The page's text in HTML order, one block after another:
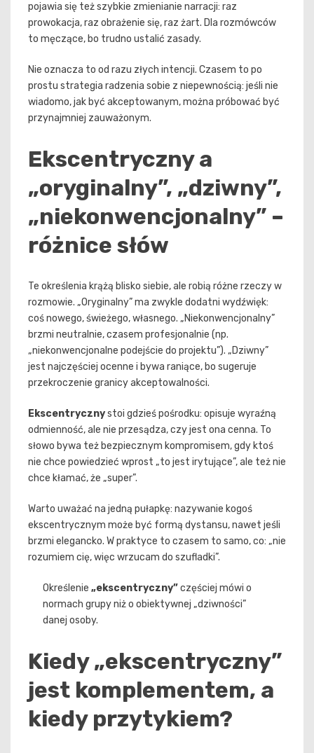
pojawia się też szybkie zmienianie narracji: raz
prowokacja, raz obrażenie się, raz żart. Dla rozmówców
to męczące, bo trudno ustalić zasady.
Nie oznacza to od razu złych intencji. Czasem to po
prostu strategia radzenia sobie z niepewnością: jeśli nie
wiadomo, jak być akceptowanym, można próbować być
przynajmniej zauważonym.
Ekscentryczny a
„oryginalny”, „dziwny”,
„niekonwencjonalny” –
różnice słów
Te określenia krążą blisko siebie, ale robią różne rzeczy w
rozmowie. „Oryginalny” ma zwykle dodatni wydźwięk:
coś nowego, świeżego, własnego. „Niekonwencjonalny”
brzmi neutralnie, czasem profesjonalnie (np.
„niekonwencjonalne podejście do projektu”). „Dziwny”
jest najczęściej ocenne i bywa raniące, bo sugeruje
przekroczenie granicy akceptowalności.
Ekscentrycznystoi gdzieś pośrodku: opisuje wyraźną
odmienność, ale nie przesądza, czy jest ona cenna. To
słowo bywa też bezpiecznym kompromisem, gdy ktoś
nie chce powiedzieć wprost „to jest irytujące”, ale też nie
chce kłamać, że „super”.
Warto uważać na jedną pułapkę: nazywanie kogoś
ekscentrycznym może być formą dystansu, nawet jeśli
brzmi elegancko. W praktyce to czasem to samo, co: „nie
rozumiem cię, więc wrzucam do szufladki”.
Określenie „ekscentryczny”częściej mówi o
normach grupy niż o obiektywnej „dziwności”
danej osoby.
Kiedy „ekscentryczny”
jest komplementem, a
kiedy przytykiem?